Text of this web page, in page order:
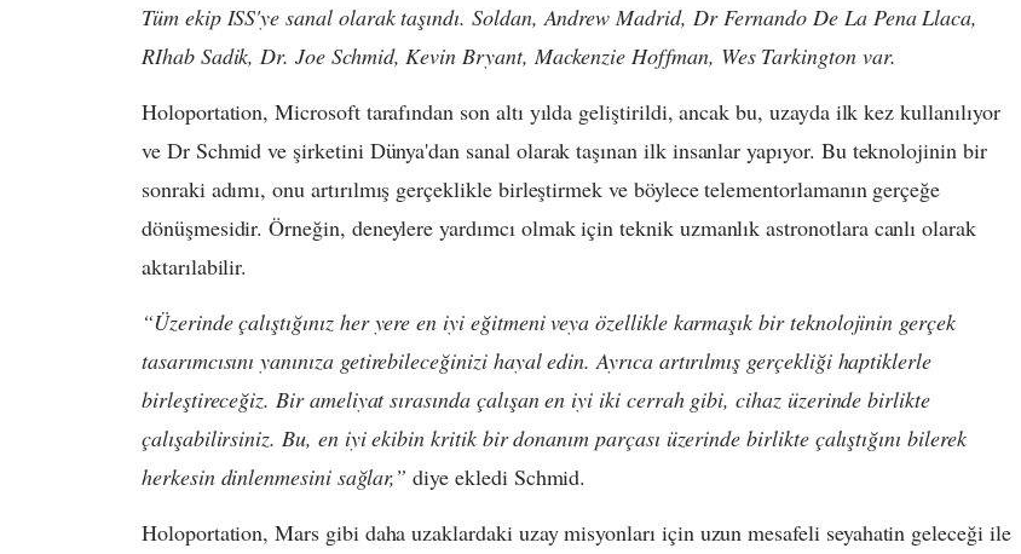
Tüm ekip ISS'ye sanal olarak taşındı. Soldan, Andrew Madrid, Dr Fernando De La Pena Llaca,
RIhab Sadik, Dr. Joe Schmid, Kevin Bryant, Mackenzie Hoffman, Wes Tarkington var.
Holoportation, Microsoft tarafından son altı yılda geliştirildi, ancak bu, uzayda ilk kez kullanılıyor
ve Dr Schmid ve şirketini Dünya'dan sanal olarak taşınan ilk insanlar yapıyor. Bu teknolojinin bir
sonraki adımı, onu artırılmış gerçeklikle birleştirmek ve böylece telementorlamanın gerçeğe
dönüşmesidir. Örneğin, deneylere yardımcı olmak için teknik uzmanlık astronotlara canlı olarak
aktarılabilir.
“Üzerinde çalıştığınız her yere en iyi eğitmeni veya özellikle karmaşık bir teknolojinin gerçek
tasarımcısını yanınıza getirebileceğinizi hayal edin. Ayrıca artırılmış gerçekliği haptiklerle
birleştireceğiz. Bir ameliyat sırasında çalışan en iyi iki cerrah gibi, cihaz üzerinde birlikte
çalışabilirsiniz. Bu, en iyi ekibin kritik bir donanım parçası üzerinde birlikte çalıştığını bilerek
herkesin dinlenmesini sağlar,” diye ekledi Schmid.
Holoportation, Mars gibi daha uzaklardaki uzay misyonları için uzun mesafeli seyahatin geleceği ile